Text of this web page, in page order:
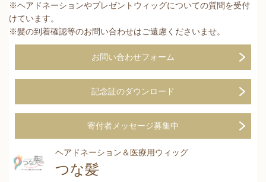
※ヘアドネーションやプレゼントウィッグについての質問を受付
けています。
※髪の到着確認等のお問い合わせはご遠慮くださいませ。
お問い合わせフォーム
記念証のダウンロード
寄付者メッセージ募集中
ヘアドネーション＆医療用ウィッグ
つな髪